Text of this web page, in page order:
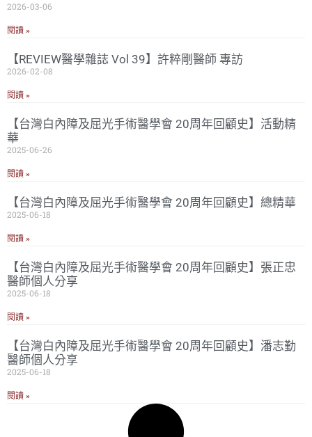
2026-03-06
閱讀 »
【REVIEW醫學雜誌 Vol 39】許粹剛醫師 專訪
2026-02-08
閱讀 »
【台灣白內障及屈光手術醫學會 20周年回顧史】活動精
華
2025-06-26
閱讀 »
【台灣白內障及屈光手術醫學會 20周年回顧史】總精華
2025-06-18
閱讀 »
【台灣白內障及屈光手術醫學會 20周年回顧史】張正忠
醫師個人分享
2025-06-18
閱讀 »
【台灣白內障及屈光手術醫學會 20周年回顧史】潘志勤
醫師個人分享
2025-06-18
閱讀 »